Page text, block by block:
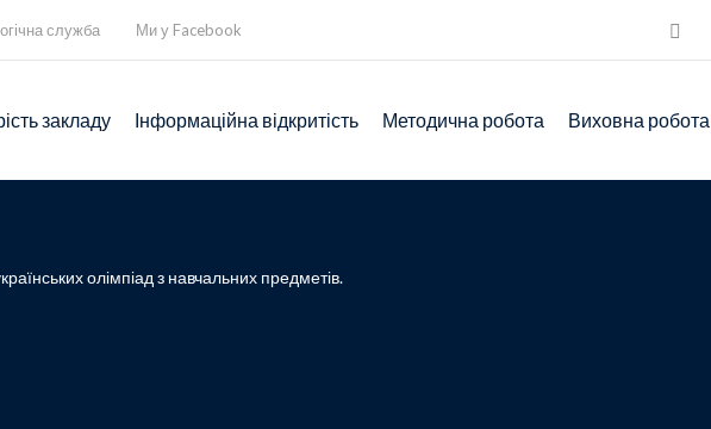
служба Ми у Facebook
закладу Інформаційна відкритість Методична робота Виховна робота
олімпіад з навчальних предметів.